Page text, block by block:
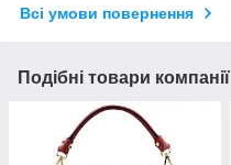
Всі умови повернення
Подібні товари компанії